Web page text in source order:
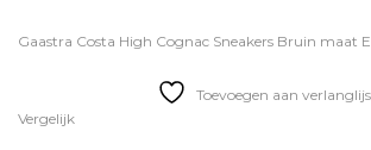
Gaastra Costa High Cognac Sneakers Bruin maat
Toevoegen aan
Vergelijk